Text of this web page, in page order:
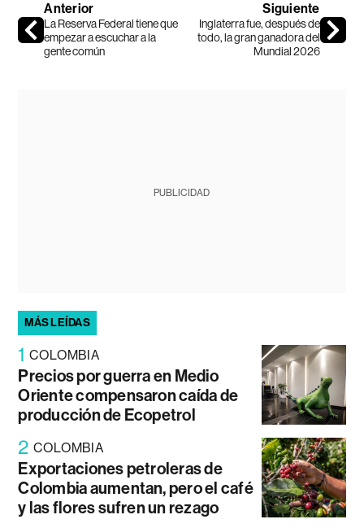
Anterior
La Reserva Federal tiene que
empezar a escuchar a la
gente común
Siguiente
Inglaterra fue, después de
todo, la gran ganadora del
Mundial 2026
PUBLICIDAD
MÁS LEÍDAS
1 COLOMBIA
Precios por guerra en Medio
Oriente compensaron caída de
producción de Ecopetrol
2 COLOMBIA
Exportaciones petroleras de
Colombia aumentan, pero el café
y las flores sufren un rezago